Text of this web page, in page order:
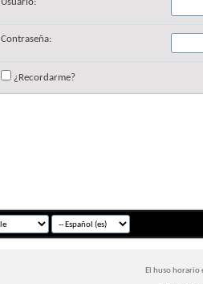
Contraseña:
¿Recordarme?
El huso horario